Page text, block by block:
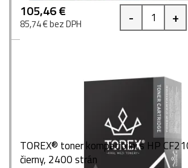
105,46 €
85,74 € bez DPH - +
TOREX® toner kompatibilní s HP
čierny, 2400 strán